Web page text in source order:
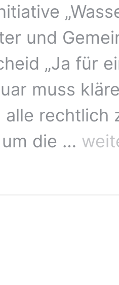
und
„Ja für
muss
alle
die …
in
statt